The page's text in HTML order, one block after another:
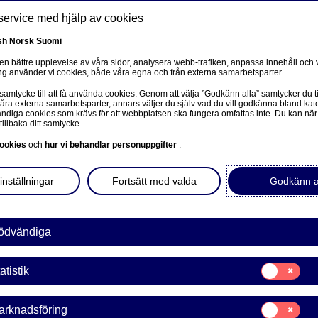
Om oss Investerare Nyheter & insikter
Hållbarhet och Nordea Bolagsstyrning
ska säkerställa, för aktieägarnas räkning, att företag
som möjligt. Gå till b
om du vill läsa mer om
mer om hur vi har strukturerat styrningen av våra
med hjälp av cookies
Norsk Suomi
bättre upplevelse av våra sidor, analysera webb-trafiken, anpassa innehåll och
använder vi cookies, både våra egna och från externa samarbetsparter.
till att få använda cookies. Genom att välja ”Godkänn alla” samtycker du
externa samarbetsparter, annars väljer du själv vad du vill godkänna bland
cookies som krävs för att webbplatsen ska fungera omfattas inte. Du kan
ditt samtycke.
och hur vi behandlar personuppgifter .
Godkänn
Fortsätt med valda
Samtycke
för:
Statistik
Samtycke